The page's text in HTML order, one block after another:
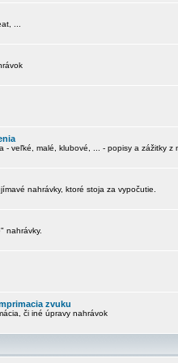
...
- veľké, malé, klubové, ... - popisy a zážitky z
nahrávky, ktoré stoja za vypočutie.
nahrávky.
zvuku
či iné úpravy nahrávok